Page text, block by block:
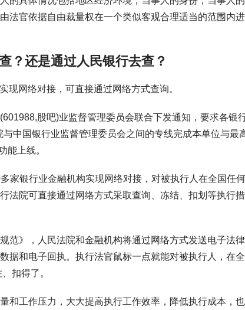
法官依据自由裁量权在一个类似客观合理适当的范围内
？还是通过人民银行去查？
现网络对接，可直接通过网络方式查询。
股吧)业监督管理委员会联合下发通知，要求各银
中国银行业监督管理委员会之间的专线完成本单位与最
能上线。
家银行业金融机构实现网络对接，对被执行人在全国任何
法院可直接通过网络方式采取查询、冻结、扣划等执行措
范》，人民法院和金融机构将通过网络方式发送电子法
据和电子回执。执行法官鼠标一点就能对被执行人，在全
扣得了。
和工作压力，大大提高执行工作效率，降低执行成本，